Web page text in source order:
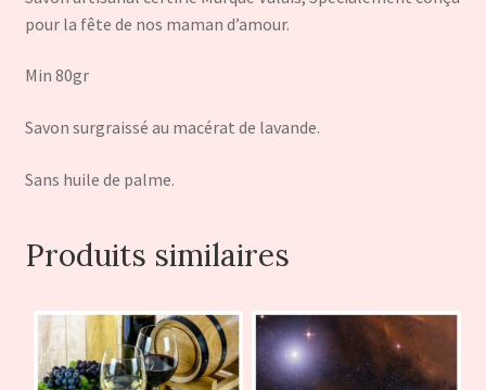
pour la fête de nos maman d’amour.
Min 80gr
Savon surgraissé au macérat de lavande.
Sans huile de palme.
Produits similaires